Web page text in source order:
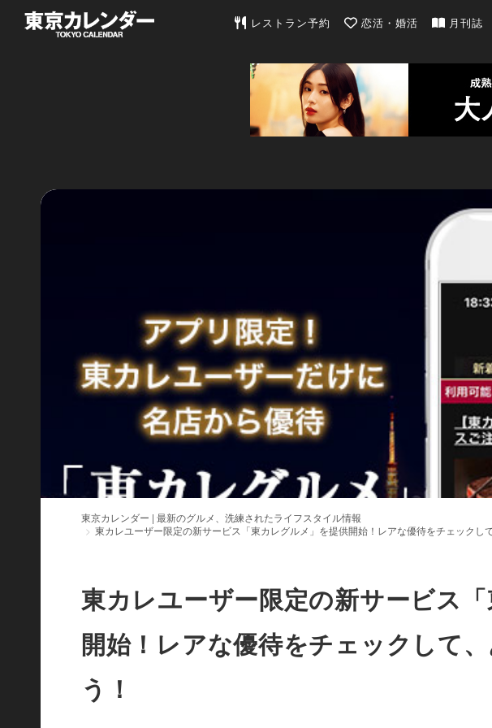
東京カレンダー | 最新のグルメ、洗練されたラ
レストラン予約 恋活・婚活 月刊誌
東京カレンダー | 最新のグルメ、洗練されたライフスタイル情報
東カレユーザー限定の新サービス「東カレグルメ」を提供開始！レアな優待をチェックし
東カレユーザー限定の新サービス
開始！レアな優待をチェックして
う！